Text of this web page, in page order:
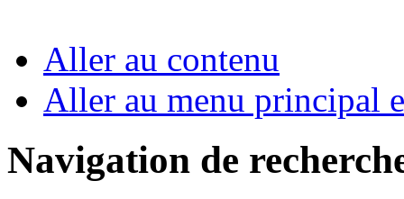
Aller au contenu
Aller au menu principal
Navigation de